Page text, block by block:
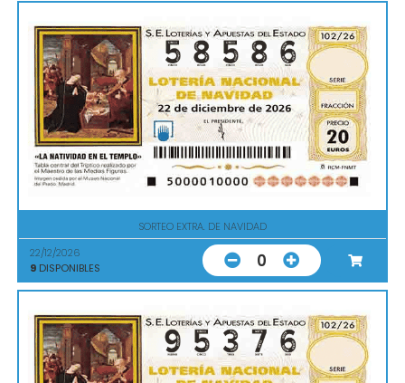
SORTEO EXTRA. DE NAVIDAD
22/12/2026
9 DISPONIBLES 0